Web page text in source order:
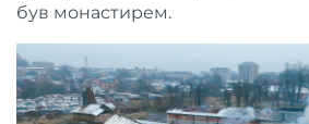
був монастирем.